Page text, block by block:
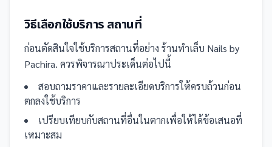
วิธีเลือกใช้บริการ สถานที่
ก่อนตัดสินใจใช้บริการสถานที่อย่าง ร้านทำเล็บ Nails by
Pachira. ควรพิจารณาประเด็นต่อไปนี้
สอบถามราคาและรายละเอียดบริการให้ครบถ้วนก่อน
ตกลงใช้บริการ
เปรียบเทียบกับสถานที่อื่นในตากเพื่อให้ได้ข้อเสนอที่
เหมาะสม